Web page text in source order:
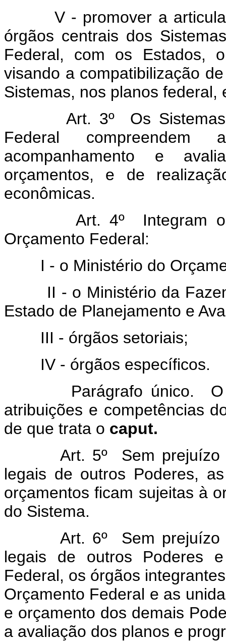
V - promover a
órgãos centrais dos
Federal, com os Estados,
visando a compatibilização
Sistemas, nos planos
Art. 3º Os Sistemas de
Federal compreendem
acompanhamento e
orçamentos, e de
econômicas.
Art. 4º Integram os
Orçamento Federal:
I - o Ministério do
II - o Ministério da
Estado de Planejamento e
III - órgãos setoriais;
IV - órgãos específicos.
Parágrafo único. O
atribuições e competências
de que trata o caput.
Art. 5º Sem prejuízo
legais de outros Poderes,
orçamentos ficam sujeitas à
do Sistema.
Art. 6º Sem prejuízo
legais de outros Poderes
Federal, os órgãos
Orçamento Federal e as
e orçamento dos demais
a avaliação dos planos e